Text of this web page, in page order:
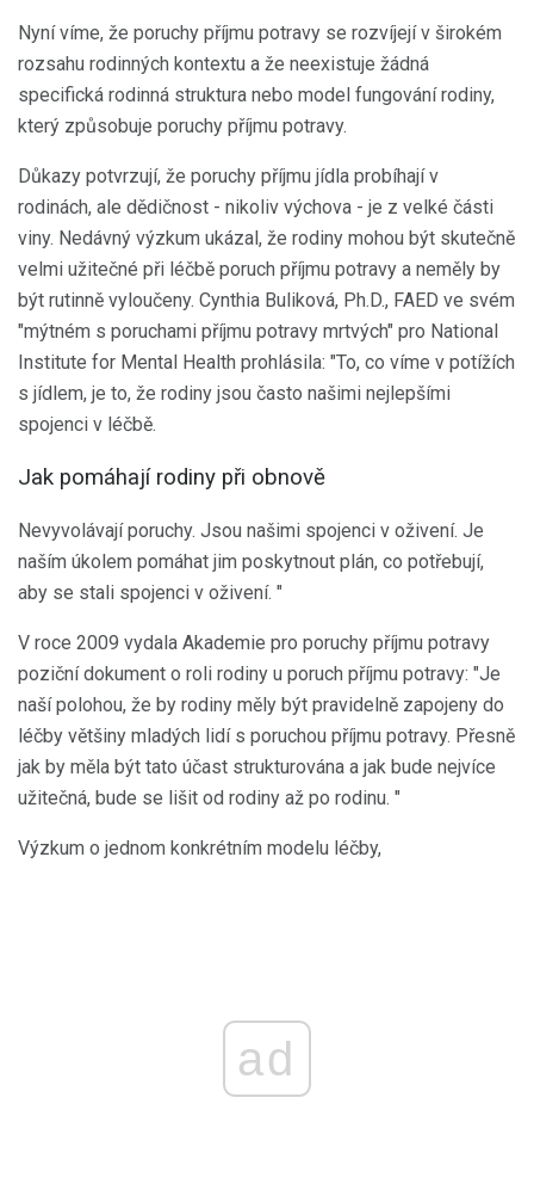
Nyní víme, že poruchy příjmu potravy se rozvíjejí v širokém
rozsahu rodinných kontextu a že neexistuje žádná
specifická rodinná struktura nebo model fungování rodiny,
který způsobuje poruchy příjmu potravy.
Důkazy potvrzují, že poruchy příjmu jídla probíhají v
rodinách, ale dědičnost - nikoliv výchova - je z velké části
viny. Nedávný výzkum ukázal, že rodiny mohou být skutečně
velmi užitečné při léčbě poruch příjmu potravy a neměly by
být rutinně vyloučeny. Cynthia Buliková, Ph.D., FAED ve svém
"mýtném s poruchami příjmu potravy mrtvých" pro National
Institute for Mental Health prohlásila: "To, co víme v potížích
s jídlem, je to, že rodiny jsou často našimi nejlepšími
spojenci v léčbě.
Jak pomáhají rodiny při obnově
Nevyvolávají poruchy. Jsou našimi spojenci v oživení. Je
naším úkolem pomáhat jim poskytnout plán, co potřebují,
aby se stali spojenci v oživení. "
V roce 2009 vydala Akademie pro poruchy příjmu potravy
poziční dokument o roli rodiny u poruch příjmu potravy: "Je
naší polohou, že by rodiny měly být pravidelně zapojeny do
léčby většiny mladých lidí s poruchou příjmu potravy. Přesně
jak by měla být tato účast strukturována a jak bude nejvíce
užitečná, bude se lišit od rodiny až po rodinu. "
Výzkum o jednom konkrétním modelu léčby,
ad